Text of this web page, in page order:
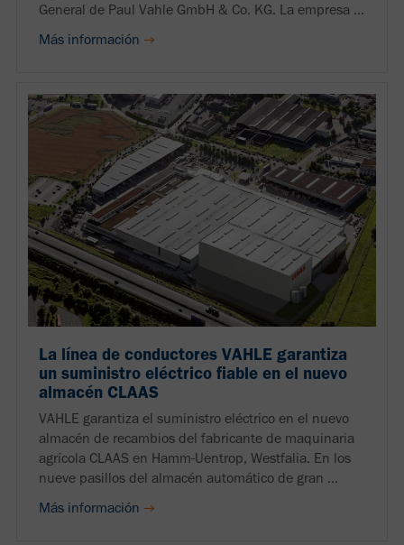
General de Paul Vahle GmbH & Co. KG. La empresa ...
Más información
La línea de conductores VAHLE garantiza
un suministro eléctrico fiable en el nuevo
almacén CLAAS
VAHLE garantiza el suministro eléctrico en el nuevo
almacén de recambios del fabricante de maquinaria
agrícola CLAAS en Hamm-Uentrop, Westfalia. En los
nueve pasillos del almacén automático de gran ...
Más información